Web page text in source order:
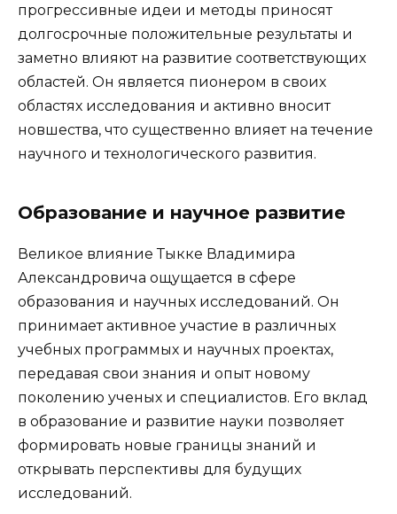
прогрессивные идеи и методы приносят
долгосрочные положительные результаты и
заметно влияют на развитие соответствующих
областей. Он является пионером в своих
областях исследования и активно вносит
новшества, что существенно влияет на течение
научного и технологического развития.
Образование и научное развитие
Великое влияние Тыкке Владимира
Александровича ощущается в сфере
образования и научных исследований. Он
принимает активное участие в различных
учебных программых и научных проектах,
передавая свои знания и опыт новому
поколению ученых и специалистов. Его вклад
в образование и развитие науки позволяет
формировать новые границы знаний и
открывать перспективы для будущих
исследований.